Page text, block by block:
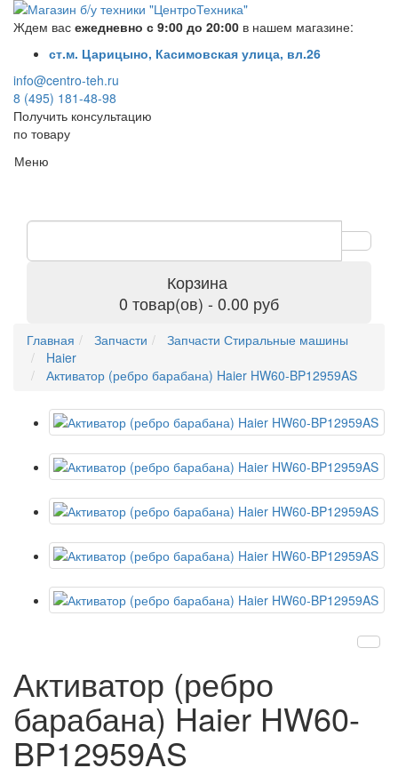
Ждем вас ежедневно с 9:00 до 20:00 в нашем магазине:
ст.м. Царицыно, Касимовская улица, вл.26
info@centro-teh.ru
8 (495) 181-48-98
Получить консультацию
по товару
Меню
Корзина
0 товар(ов) - 0.00 руб
Главная Запчасти
Запчасти Стиральные машины
Haier
Активатор (ребро барабана) Haier HW60-BP12959AS
Активатор (ребро
барабана) Haier HW60-
BP12959AS